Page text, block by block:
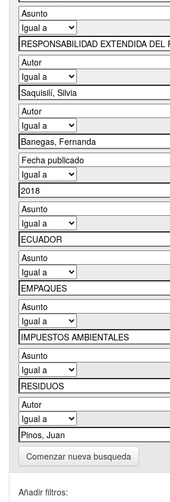
Comenzar nueva busqueda
Añadir filtros: